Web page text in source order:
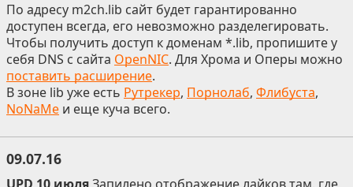
По адресу m2ch.lib сайт будет гарантированно
доступен всегда, его невозможно разделегировать.
Чтобы получить доступ к доменам *.lib, пропишите у
себя DNS с сайта OpenNIC. Для Хрома и Оперы можно
поставить расширение.
В зоне lib уже есть Рутрекер, Порнолаб, Флибуста,
NoNaMe и еще куча всего.
09.07.16